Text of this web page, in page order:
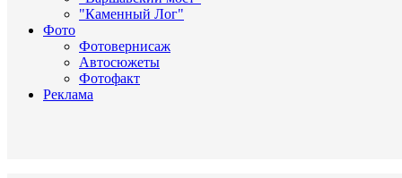
"Каменный Лог"
Фото
Фотовернисаж
Автосюжеты
Фотофакт
Реклама